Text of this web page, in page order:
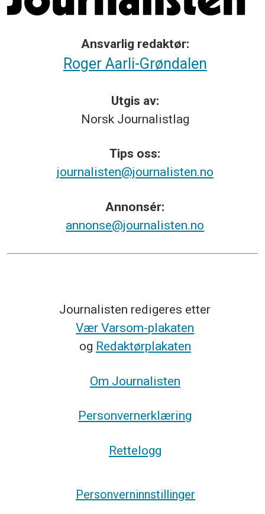
Ansvarlig redaktør:
Roger Aarli-Grøndalen
Utgis av:
Norsk Journalistlag
Tips oss:
journalisten@journalisten.no
Annonsér:
annonse@journalisten.no
Journalisten redigeres etter
Vær Varsom-plakaten
og Redaktørplakaten
Om Journalisten
Personvernerklæring
Rettelogg
Personverninnstillinger